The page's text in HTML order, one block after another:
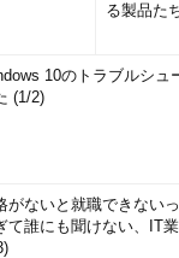
る製品た
10のトラブルシュ
(1/2)
がないと就職できない
て誰にも聞けない、IT